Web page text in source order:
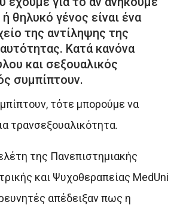
θηλυκό γένος είναι ένα
της αντίληψης της
Κατά κανόνα
και σεξουαλικός
συμπίπτουν.
τότε μπορούμε να
τρανσεξουαλικότητα.
της Πανεπιστημιακής
και Ψυχοθεραπείας MedUni
απέδειξαν πως η